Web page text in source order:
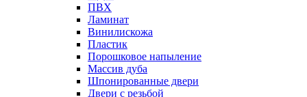
ПВХ
Ламинат
Винилискожа
Пластик
Порошковое напыление
Массив дуба
Шпонированные двери
Двери с резьбой